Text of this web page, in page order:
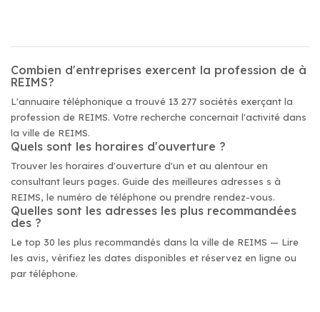
Combien d'entreprises exercent la profession de à
REIMS?
L'annuaire téléphonique a trouvé 13 277 sociétés exerçant la
profession de REIMS. Votre recherche concernait l'activité dans
la ville de REIMS.
Quels sont les horaires d'ouverture ?
Trouver les horaires d'ouverture d'un et au alentour en
consultant leurs pages. Guide des meilleures adresses s à
REIMS, le numéro de téléphone ou prendre rendez-vous.
Quelles sont les adresses les plus recommandées
des ?
Le top 30 les plus recommandés dans la ville de REIMS — Lire
les avis, vérifiez les dates disponibles et réservez en ligne ou
par téléphone.